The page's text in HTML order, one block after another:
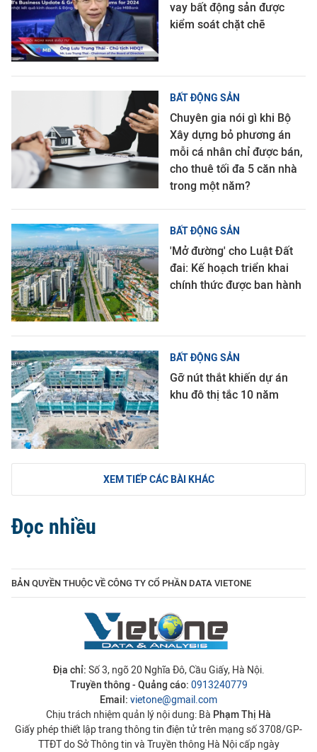
vay bất động sản được
kiểm soát chặt chẽ
BẤT ĐỘNG SẢN
Chuyên gia nói gì khi Bộ
Xây dựng bỏ phương án
mỗi cá nhân chỉ được bán,
cho thuê tối đa 5 căn nhà
trong một năm?
BẤT ĐỘNG SẢN
'Mở đường' cho Luật Đất
đai: Kế hoạch triển khai
chính thức được ban hành
BẤT ĐỘNG SẢN
Gỡ nút thắt khiến dự án
khu đô thị tắc 10 năm
XEM TIẾP CÁC BÀI KHÁC
Đọc nhiều
BẢN QUYỀN THUỘC VỀ CÔNG TY CỔ PHẦN DATA VIETONE
Địa chỉ: Số 3, ngõ 20 Nghĩa Đô, Cầu Giấy, Hà Nội.
Truyền thông - Quảng cáo: 0913240779
Email: vietone@gmail.com
Chịu trách nhiệm quản lý nội dung: Bà Phạm Thị Hà
Giấy phép thiết lập trang thông tin điện tử trên mạng số 3708/GP-
TTĐT do Sở Thông tin và Truyền thông Hà Nội cấp ngày